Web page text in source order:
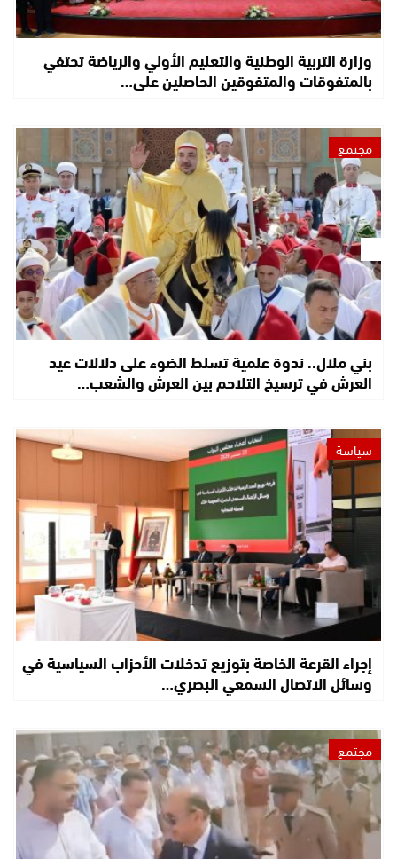
وزارة التربية الوطنية والتعليم الأولي والرياضة تحتفي
بالمتفوقات والمتفوقين الحاصلين على…
مجتمع
بني ملال.. ندوة علمية تسلط الضوء على دلالات عيد
العرش في ترسيخ التلاحم بين العرش والشعب…
سياسة
إجراء القرعة الخاصة بتوزيع تدخلات الأحزاب السياسية في
وسائل الاتصال السمعي البصري…
مجتمع